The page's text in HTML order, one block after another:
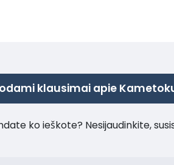
klausimai apie
ko ieškote? Nesijaudinkite,